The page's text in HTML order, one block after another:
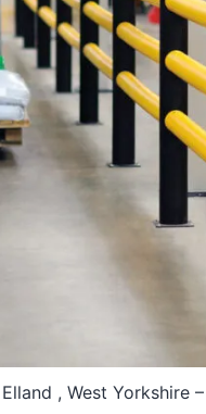
, West Yorkshire